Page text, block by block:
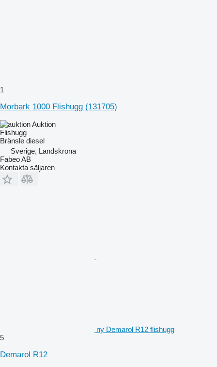
1
Morbark 1000 Flishugg (131705)
Auktion
Flishugg
Bränsle diesel
Sverige, Landskrona
Fabeo AB
Kontakta säljaren
ny Demarol R12 flishugg
5
Demarol R12